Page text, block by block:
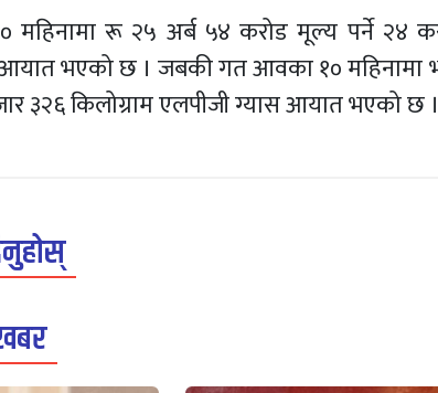
रू २५ अर्ब ५४ करोड मूल्य पर्ने २४
भएको छ । जबकी गत आवका १० महिनामा
३२६ किलोग्राम एलपीजी ग्यास आयात भएको छ ।